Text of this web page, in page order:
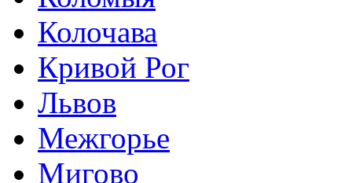
Колочава
Кривой Рог
Львов
Межгорье
Мигово